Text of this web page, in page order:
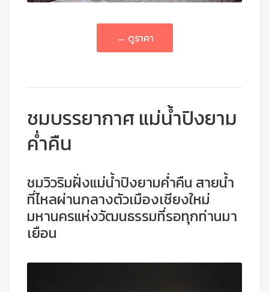
→ ดูราคา
ชมบรรยากาศ แม่น้ำปิงยาม
ค่ำคืน
ชมวิวริมฝั่งแม่น้ำปิงยามค่ำคืน สายน้ำ
ที่ไหลผ่านกลางตัวเมืองเชียงใหม่
มหานครแห่งวัฒนธรรมที่รอทุกท่านมา
เยือน